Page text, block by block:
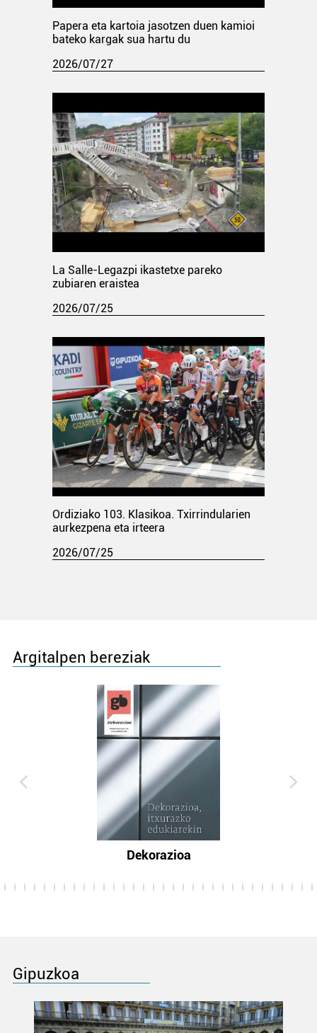
Papera eta kartoia jasotzen duen kamioi
bateko kargak sua hartu du
2026/07/27
La Salle-Legazpi ikastetxe pareko
zubiaren eraistea
2026/07/25
Ordiziako 103. Klasikoa. Txirrindularien
aurkezpena eta irteera
2026/07/25
Argitalpen bereziak
Dekorazioa
Gipuzkoa